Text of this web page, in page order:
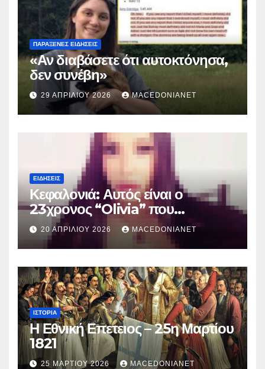
ΠΑΡΆΞΕΝΕΣ ΕΙΔΉΣΕΙΣ
«Αν διαβάσετε ότι αυτοκτόνησα,
δεν συνέβη»
29 ΑΠΡΙΛΊΟΥ 2026 MACEDONIANET
ΕΙΔΉΣΕΙΣ
Κεφαλονιά: Αυτός είναι ο
23χρονος “Olivia” που
κατηγορείται για τον θάνατο της
Μυρτούς
20 ΑΠΡΙΛΊΟΥ 2026 MACEDONIANET
ΙΣΤΟΡΊΑ
Η Εθνική Επετειος – 25η Μαρτίου
1821
25 ΜΑΡΤΊΟΥ 2026 MACEDONIANET